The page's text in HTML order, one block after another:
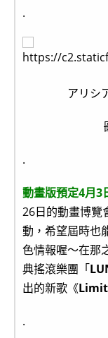
.
アリシ
.
動畫版預定4月3
26日的動畫博覽
動，希望屆時也
色情報喔～在那
典搖滾樂團「
出的新歌《Limit
.